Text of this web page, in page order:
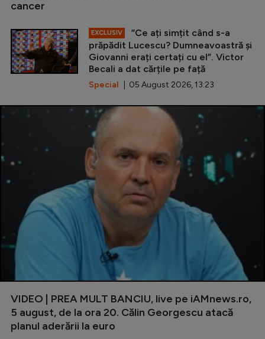
cancer
EXCLUSIV
”Ce ați simțit când s-a
prăpădit Lucescu? Dumneavoastră și
Giovanni erați certați cu el”. Victor
Becali a dat cărțile pe față
Special | 05 August 2026, 13:23
VIDEO | PREA MULT BANCIU, live pe iAMnews.ro,
5 august, de la ora 20. Călin Georgescu atacă
planul aderării la euro